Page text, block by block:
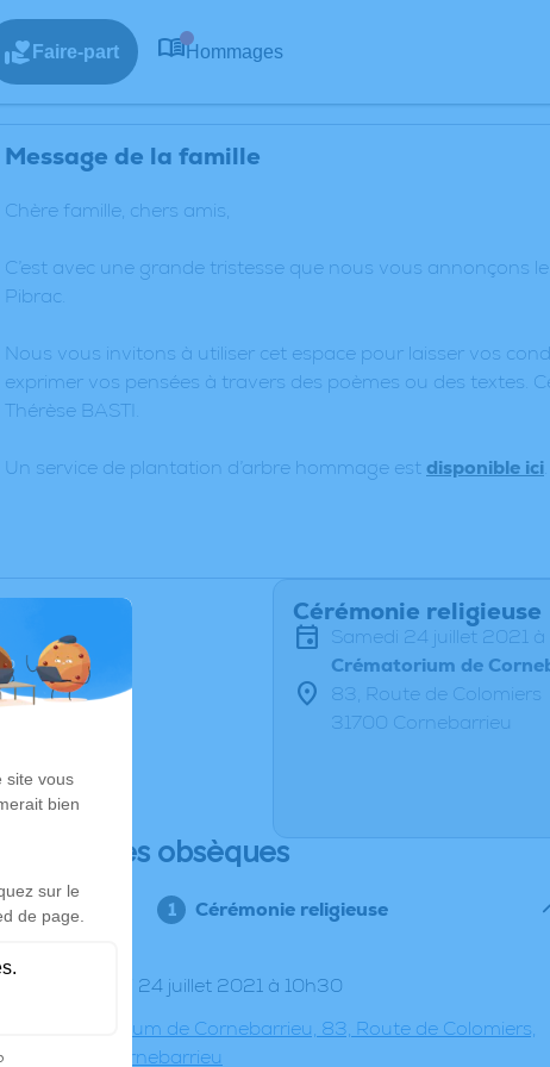
Faire-part Hommages
Message de la famille
Chère famille, chers amis,
C’est avec une grande tristesse que nous vous annonçons
Pibrac.
Nous vous invitons à utiliser cet espace pour laisser vos
exprimer vos pensées à travers des poèmes ou des textes.
Thérèse BASTI.
Un service de plantation d’arbre hommage est disponible ici
Cérémonie religieuse
samedi 24 juillet 2021
Crématorium de
83, Route de Colomiers
31700 Cornebarrieu
Déroulé des obsèques
Cérémonie religieuse
Le samedi 24 juillet 2021 à 10h30
Crématorium de Cornebarrieu, 83, Route de Colomiers,
31700 Cornebarrieu